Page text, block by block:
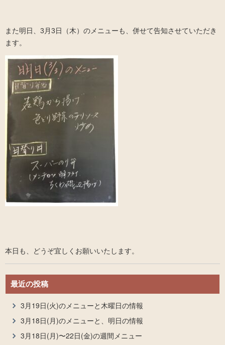
また明日、3月3日（木）のメニューも、併せて告知させていただき
ます。
本日も、どうぞ宜しくお願いいたします。
最近の投稿
3月19日(火)のメニューと木曜日の情報
3月18日(月)のメニューと、明日の情報
3月18日(月)〜22日(金)の週間メニュー